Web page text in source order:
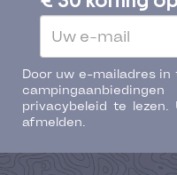
Door uw e-mailadres in
privacybeleid te
afmelden.